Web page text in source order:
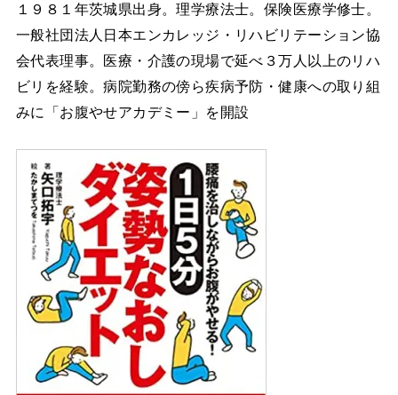
１９８１年茨城県出身。理学療法士。保険医療学修士。
一般社団法人日本エンカレッジ・リハビリテーション協
会代表理事。医療・介護の現場で延べ３万人以上のリハ
ビリを経験。病院勤務の傍ら疾病予防・健康への取り組
みに「お腹やせアカデミー」を開設